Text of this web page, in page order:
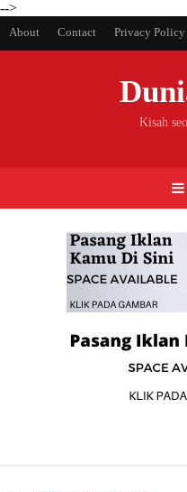
-->
About Contact Privacy Policy
Kisah